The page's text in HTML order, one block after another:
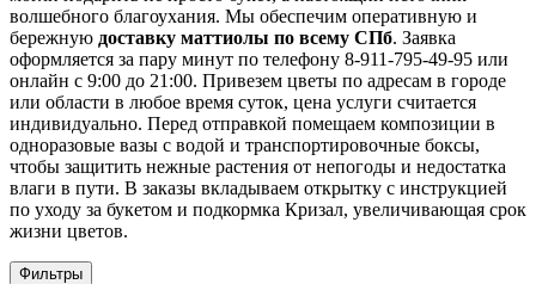
волшебного благоухания. Мы обеспечим оперативную и
бережную доставку маттиолы по всему СПб. Заявка
оформляется за пару минут по телефону 8-911-795-49-95 или
онлайн с 9:00 до 21:00. Привезем цветы по адресам в городе
или области в любое время суток, цена услуги считается
индивидуально. Перед отправкой помещаем композиции в
одноразовые вазы с водой и транспортировочные боксы,
чтобы защитить нежные растения от непогоды и недостатка
влаги в пути. В заказы вкладываем открытку с инструкцией
по уходу за букетом и подкормка Кризал, увеличивающая срок
жизни цветов.
Фильтры